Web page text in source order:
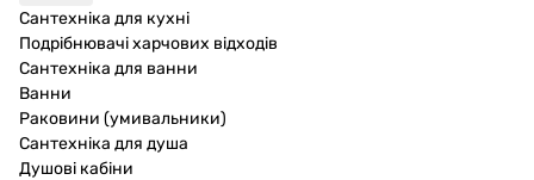
Сантехніка для кухні
Подрібнювачі харчових відходів
Сантехніка для ванни
Ванни
Раковини (умивальники)
Сантехніка для душа
Душові кабіни